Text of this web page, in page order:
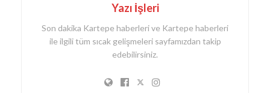
Yazı İşleri
Son dakika Kartepe haberleri ve Kartepe haberleri
ile ilgili tüm sıcak gelişmeleri sayfamızdan takip
edebilirsiniz.